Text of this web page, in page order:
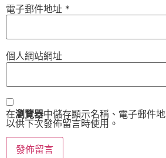
電子郵件地址 *
個人網站網址
在瀏覽器中儲存顯示名稱、電子郵件
以供下次發佈留言時使用。